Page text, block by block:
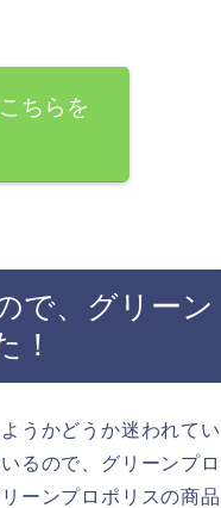
ちらを
で、グリーン
！
うかどうか迷われてい
るので、グリーンプロ
ーンプロポリスの商品